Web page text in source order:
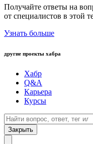
Получайте ответы на
от специалистов в этой
Узнать больше
другие проекты хабра
Хабр
Q&A
Карьера
Курсы
Закрыть